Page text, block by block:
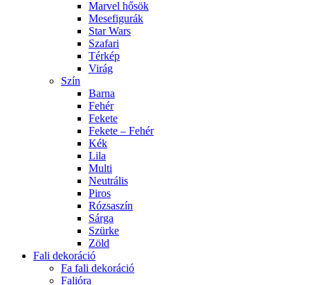
Marvel hősök
Mesefigurák
Star Wars
Szafari
Térkép
Virág
Szín
Barna
Fehér
Fekete
Fekete – Fehér
Kék
Lila
Multi
Neutrális
Piros
Rózsaszín
Sárga
Szürke
Zöld
Fali dekoráció
Fa fali dekoráció
Falióra